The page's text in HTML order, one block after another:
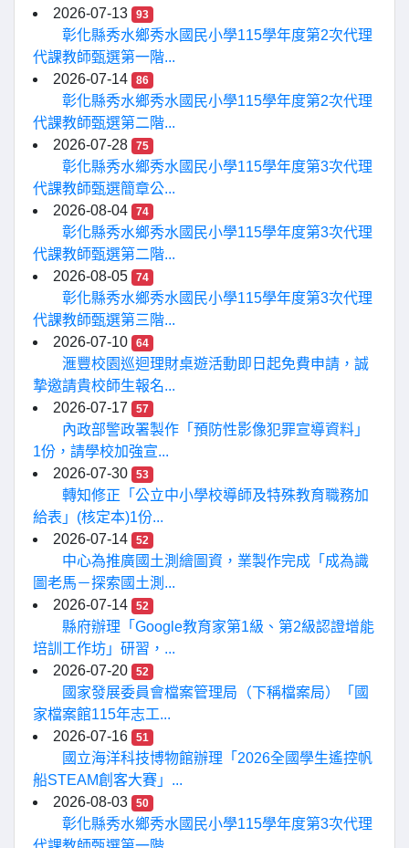
2026-07-13
93
彰化縣秀水鄉秀水國民小學115學年度第2次代理
代課教師甄選第一階...
2026-07-14
86
彰化縣秀水鄉秀水國民小學115學年度第2次代理
代課教師甄選第二階...
2026-07-28
75
彰化縣秀水鄉秀水國民小學115學年度第3次代理
代課教師甄選簡章公...
2026-08-04
74
彰化縣秀水鄉秀水國民小學115學年度第3次代理
代課教師甄選第二階...
2026-08-05
74
彰化縣秀水鄉秀水國民小學115學年度第3次代理
代課教師甄選第三階...
2026-07-10
64
滙豐校園巡迴理財桌遊活動即日起免費申請，誠
摯邀請貴校師生報名...
2026-07-17
57
內政部警政署製作「預防性影像犯罪宣導資料」
1份，請學校加強宣...
2026-07-30
53
轉知修正「公立中小學校導師及特殊教育職務加
給表」(核定本)1份...
2026-07-14
52
中心為推廣國土測繪圖資，業製作完成「成為識
圖老馬－探索國土測...
2026-07-14
52
縣府辦理「Google教育家第1級、第2級認證增能
培訓工作坊」研習，...
2026-07-20
52
國家發展委員會檔案管理局（下稱檔案局）「國
家檔案館115年志工...
2026-07-16
51
國立海洋科技博物館辦理「2026全國學生遙控帆
船STEAM創客大賽」...
2026-08-03
50
彰化縣秀水鄉秀水國民小學115學年度第3次代理